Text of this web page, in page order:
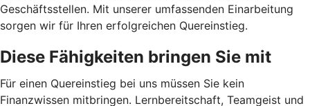
Geschäftsstellen. Mit unserer umfassenden Einarbeitung
sorgen wir für Ihren erfolgreichen Quereinstieg.
Diese Fähigkeiten bringen Sie mit
Für einen Quereinstieg bei uns müssen Sie kein
Finanzwissen mitbringen. Lernbereitschaft, Teamgeist und